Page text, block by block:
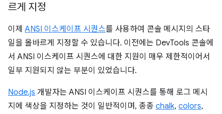
르게 지정
이제 ANSI 이스케이프 시퀀스를 사용하여 콘솔 메시지의 스타
일을 올바르게 지정할 수 있습니다. 이전에는 DevTools 콘솔에
서 ANSI 이스케이프 시퀀스에 대한 지원이 매우 제한적이어서
일부 지원되지 않는 부분이 있었습니다.
Node.js 개발자는 ANSI 이스케이프 시퀀스를 통해 로그 메시
지에 색상을 지정하는 것이 일반적이며, 종종 chalk, colors,